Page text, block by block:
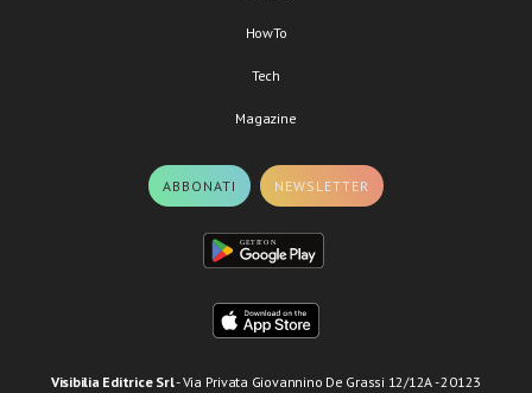
HowTo
Tech
Magazine
ABBONATI NEWSLETTER
Visibilia Editrice Srl- Via Privata Giovannino De Grassi 12/12A - 20123